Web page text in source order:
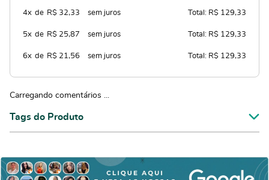
4x de R$ 32,33 sem juros Total: R$ 129,33
5x de R$ 25,87 sem juros Total: R$ 129,33
6x de R$ 21,56 sem juros Total: R$ 129,33
Carregando comentários ...
Tags do Produto